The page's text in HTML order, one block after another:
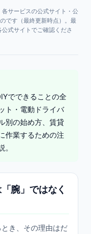
サービスの公式サイト・公
です（最終更新時点）。最
式サイトでご確認くださ
でできることの全
ト・電動ドライバ
別の始め方、賃貸
作業するための注
腕」ではなく
き、その理由はだ